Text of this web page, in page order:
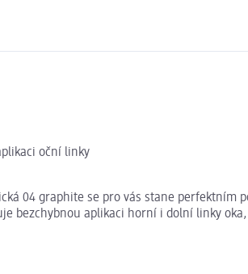
oční linky
04 graphite se pro vás stane
bezchybnou aplikaci horní i dolní linky